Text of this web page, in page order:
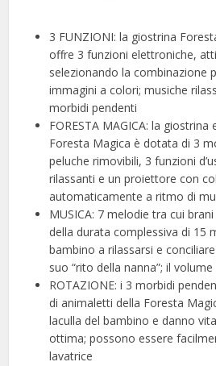
3 FUNZIONI: la giostrina
offre 3 funzioni elettroniche,
selezionando la combinazione
immagini a colori; musiche
morbidi pendenti
FORESTA MAGICA: la
Foresta Magica è dotata di 3
peluche rimovibili, 3 funzioni
rilassanti e un proiettore con
automaticamente a ritmo di
MUSICA: 7 melodie tra cui
della durata complessiva di 15
bambino a rilassarsi e
suo “rito della nanna”; il
ROTAZIONE: i 3 morbidi
di animaletti della Foresta
laculla del bambino e danno
ottima; possono essere
lavatrice